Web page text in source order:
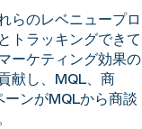
らのレベニュープロ
トラッキングできて
ーケティング効果の
献し、MQL、商
ンがMQLから商談